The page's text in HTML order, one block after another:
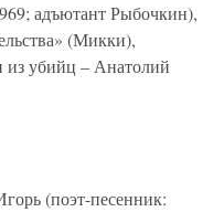
адъютант Рыбочкин),
(Микки),
из убийц – Анатолий
(поэт-песенник: